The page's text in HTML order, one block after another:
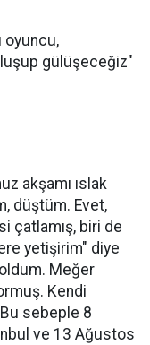
oyuncu,
gülüşeceğiz"
akşamı ıslak
düştüm. Evet,
çatlamış, biri de
yetişirim" diye
Meğer
Kendi
sebeple 8
ve 13 Ağustos